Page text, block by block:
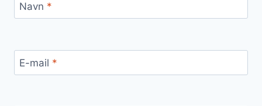
Navn *
E-mail *